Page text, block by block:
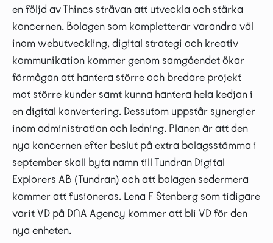
en följd av Thincs strävan att utveckla och stärka
koncernen. Bolagen som kompletterar varandra väl
inom webutveckling, digital strategi och kreativ
kommunikation kommer genom samgåendet ökar
förmågan att hantera större och bredare projekt
mot större kunder samt kunna hantera hela kedjan i
en digital konvertering. Dessutom uppstår synergier
inom administration och ledning. Planen är att den
nya koncernen efter beslut på extra bolagsstämma i
september skall byta namn till Tundran Digital
Explorers AB (Tundran) och att bolagen sedermera
kommer att fusioneras. Lena F Stenberg som tidigare
varit VD på DNA Agency kommer att bli VD för den
nya enheten.